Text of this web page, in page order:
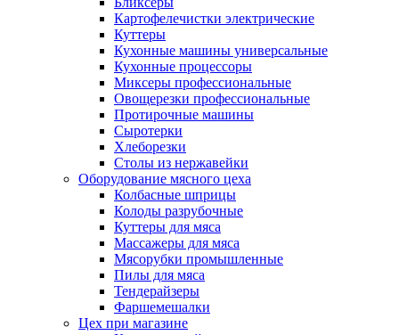
Картофелечистки электрические
Куттеры
Кухонные машины универсальные
Кухонные процессоры
Миксеры профессиональные
Овощерезки профессиональные
Протирочные машины
Сыротерки
Хлеборезки
Столы из нержавейки
Оборудование мясного цеха
Колбасные шприцы
Колоды разрубочные
Куттеры для мяса
Массажеры для мяса
Мясорубки промышленные
Пилы для мяса
Тендерайзеры
Фаршемешалки
Цех при магазине